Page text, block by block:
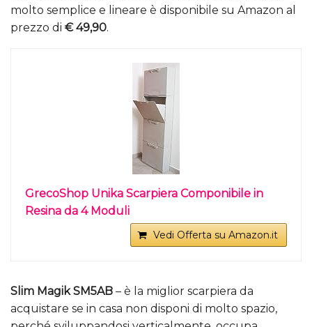
molto semplice e lineare è disponibile su Amazon al
prezzo di € 49,90.
GrecoShop Unika Scarpiera Componibile in
Resina da 4 Moduli
Vedi Offerta su Amazon.it
Slim Magik SM5AB – è la miglior scarpiera da
acquistare se in casa non disponi di molto spazio,